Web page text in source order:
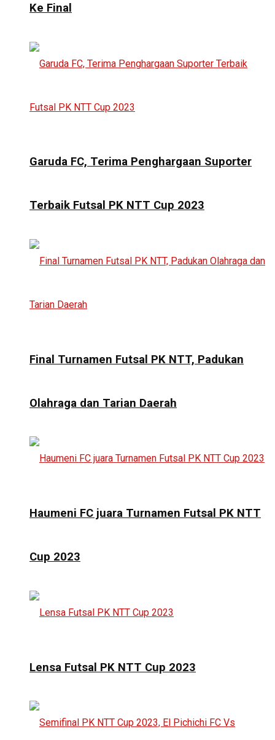
Ke Final
Garuda FC, Terima Penghargaan Suporter
Terbaik Futsal PK NTT Cup 2023
Final Turnamen Futsal PK NTT, Padukan
Olahraga dan Tarian Daerah
Haumeni FC juara Turnamen Futsal PK NTT
Cup 2023
Lensa Futsal PK NTT Cup 2023